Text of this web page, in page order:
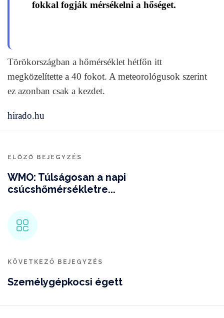
fokkal fogják mérsékelni a hőséget.
Törökországban a hőmérséklet hétfőn itt
megközelítette a 40 fokot. A meteorológusok szerint
ez azonban csak a kezdet.
hirado.hu
ELŐZŐ BEJEGYZÉS
WMO: Túlságosan a napi
csúcshőmérsékletre...
KÖVETKEZŐ BEJEGYZÉS
Személygépkocsi égett